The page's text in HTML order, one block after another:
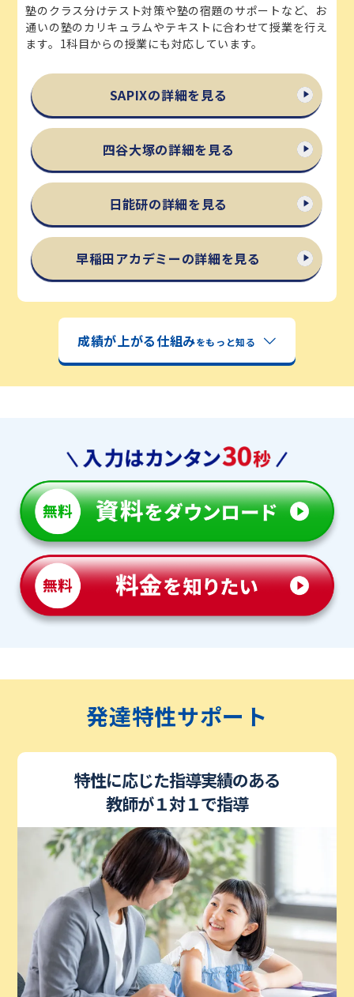
塾のクラス分けテスト対策や塾の宿題のサポートなど、お
通いの塾のカリキュラムやテキストに合わせて授業を行え
ます。1科目からの授業にも対応しています。
SAPIXの詳細を見る
四谷大塚の詳細を見る
日能研の詳細を見る
早稲田アカデミーの詳細を見る
成績が上がる仕組みをもっと知る
発達特性サポート
特性に応じた指導実績のある
教師が１対１で指導